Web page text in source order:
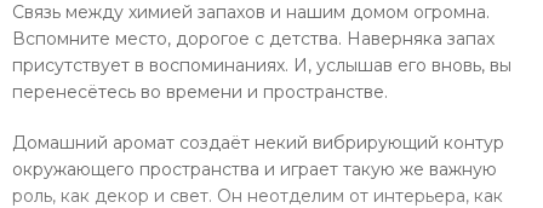
Связь между химией запахов и нашим домом огромна.
Вспомните место, дорогое с детства. Наверняка запах
присутствует в воспоминаниях. И, услышав его вновь, вы
перенесётесь во времени и пространстве.
Домашний аромат создаёт некий вибрирующий контур
окружающего пространства и играет такую же важную
роль, как декор и свет. Он неотделим от интерьера, как